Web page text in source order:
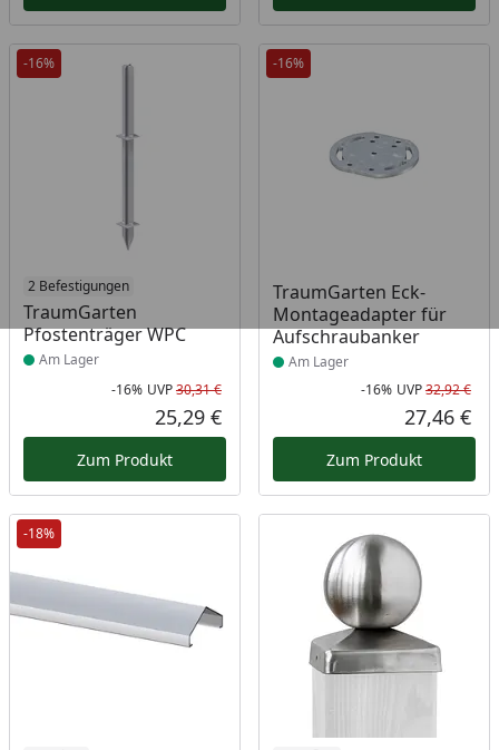
-16%
2 Befestigungen
TraumGarten
Pfostenträger WPC
Produkt am Lager
Am Lager
Rabatt in Prozent
-16%
Ursprünglicher Preis
UVP30,31 €
Aktueller Preis
25,29 €
Zum Produkt
-16%
TraumGarten Eck-
Montageadapter für
Aufschraubanker
Produkt am Lager
Am Lager
-16% UVP32,92 €
27,46 €
Zum Produkt
-18%